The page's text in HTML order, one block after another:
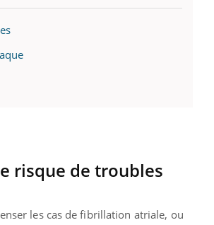
risque de troubles
les cas de fibrillation atriale, ou